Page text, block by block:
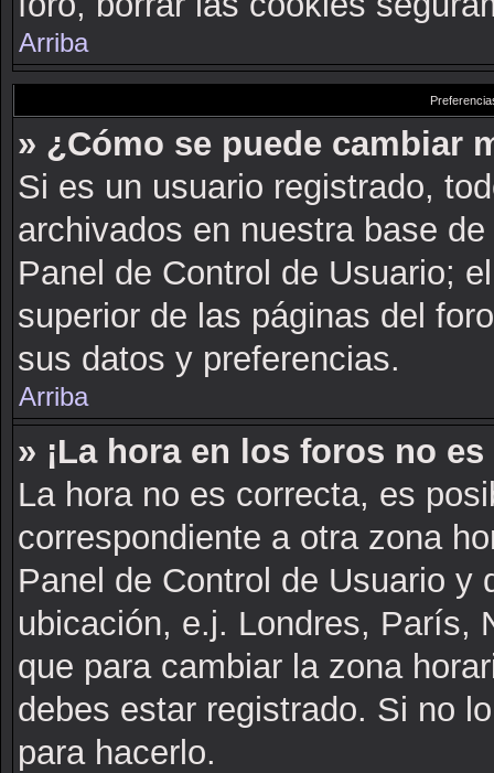
Arriba
» ¿Cómo se puede cambiar
Si es un usuario registrado,
archivados en nuestra base
Panel de Control de Usuario;
superior de las páginas del
sus datos y preferencias.
Arriba
» ¡La hora en los foros no
La hora no es correcta, es
correspondiente a otra zona
Panel de Control de Usuario y
ubicación, e.j. Londres, París,
que para cambiar la zona
debes estar registrado. Si no
para hacerlo.